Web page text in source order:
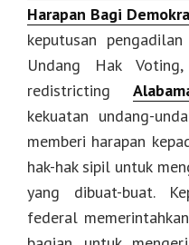
Harapan Bagi
keputusan
Undang Hak
redistricting
kekuatan undang-
memberi harapan
hak-hak sipil untuk
yang dibuat-buat.
federal